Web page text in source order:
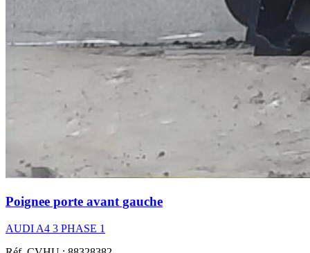
Poignee porte avant gauche
AUDI A4 3 PHASE 1